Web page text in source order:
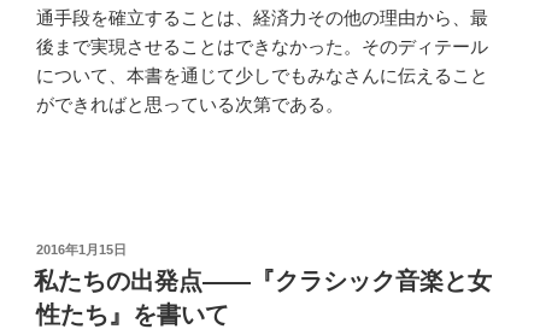
通手段を確立することは、経済力その他の理由から、最
後まで実現させることはできなかった。そのディテール
について、本書を通じて少しでもみなさんに伝えること
ができればと思っている次第である。
投
稿
日:
2016年1月15日
私たちの出発点――『クラシック音楽と女
性たち』を書いて